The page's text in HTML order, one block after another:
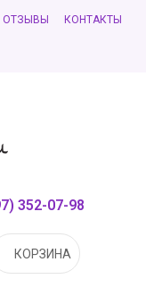
ОТЗЫВЫ КОНТАКТЫ
352-07-98
КОРЗИНА